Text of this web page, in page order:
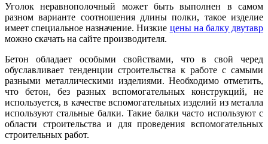
Уголок неравнополочный может быть выполнен в самом
разном варианте соотношения длины полки, такое изделие
имеет специальное назначение. Низкие цены на балку двутавр
можно скачать на сайте производителя.
Бетон обладает особыми свойствами, что в свой черед
обуславливает тенденции строительства к работе с самыми
разными металлическими изделиями. Необходимо отметить,
что бетон, без разных вспомогательных конструкций, не
используется, в качестве вспомогательных изделий из металла
используют стальные балки. Такие балки часто используют с
области строительства и для проведения вспомогательных
строительных работ.